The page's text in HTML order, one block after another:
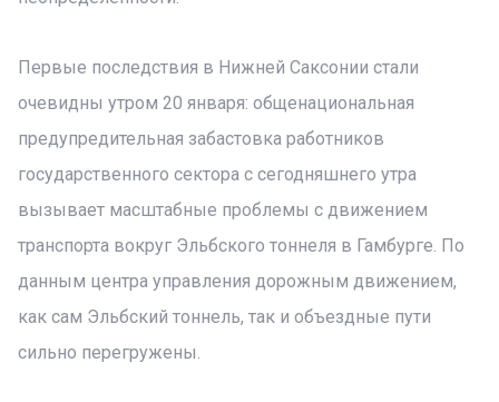
Первые последствия в Нижней Саксонии стали
очевидны утром 20 января: общенациональная
предупредительная забастовка работников
государственного сектора с сегодняшнего утра
вызывает масштабные проблемы с движением
транспорта вокруг Эльбского тоннеля в Гамбурге. По
данным центра управления дорожным движением,
как сам Эльбский тоннель, так и объездные пути
сильно перегружены.